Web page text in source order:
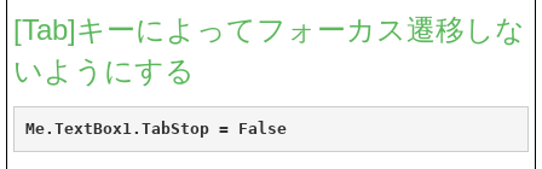
[Tab]キーによってフォーカス遷移しな
いようにする
Me.TextBox1.TabStop = False